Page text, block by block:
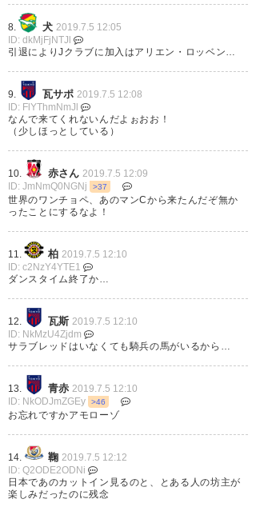
— 9:26PMP (926PMP_chihya)
2019, 7月 5
8. 犬 2019.7.5 12:05
ID: dkMjFjNTJl
引退によりJクラブに加入はアリエン・ロッベン…
9. 瓦サポ 2019.7.5 12:08
ID: FlYThmNmJl
なんで来てくれないんだよぉおお！
（少しほっとしている）
10. 赤さん 2019.7.5 12:09
ID: JmNmQ0NGNj
>37
世界のワンチョペ、あのマンCから来たんだぞ無か
ったことにするなよ！
11. 柏 2019.7.5 12:10
ID: c2NzY4YTE1
ダンスタイム終了か…
12. 瓦斯 2019.7.5 12:10
ID: NkMzU4Zjdm
サラブレッドはいなくても騎兵の馬がいるから…
13. 青赤 2019.7.5 12:10
ID: NkODJmZGEy
>46
お忘れですかアモローゾ
14. 鞠 2019.7.5 12:12
ID: Q2ODE2ODNi
日本であのカットイン見るのと、とある人の坊主が
楽しみだったのに残念